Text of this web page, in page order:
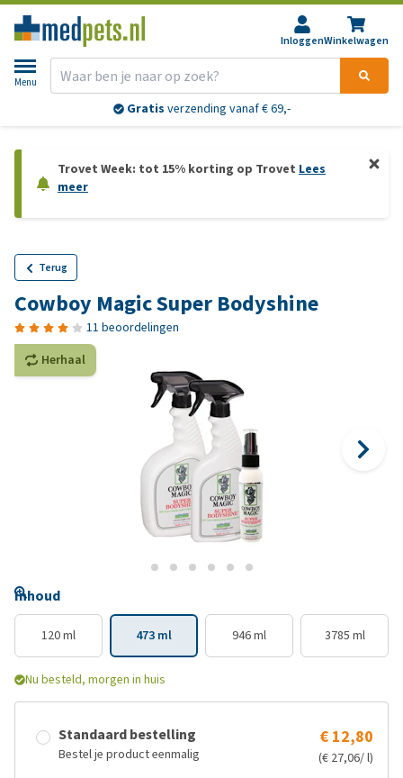
InloggenWinkelwagen
Menu
Gratis verzending vanaf € 69,-
Trovet Week: tot 15% korting op Trovet Lees
meer
Terug
Cowboy Magic Super Bodyshine
11 beoordelingen
Herhaal
Inhoud
120 ml 473 ml 946 ml 3785 ml
Nu besteld, morgen in huis
Standaard bestelling
Bestel je product eenmalig
€ 12,80
(€ 27,06/ l)